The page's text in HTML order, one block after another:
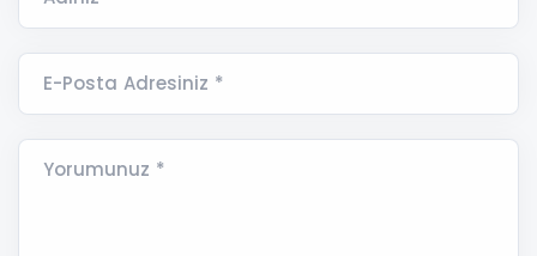
E-Posta Adresiniz *
Yorumunuz *